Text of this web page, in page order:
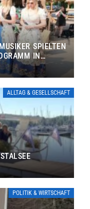
SPIELTEN
IN
ALLTAG & GESELLSCHAFT
POLITIK & WIRTSCHAFT